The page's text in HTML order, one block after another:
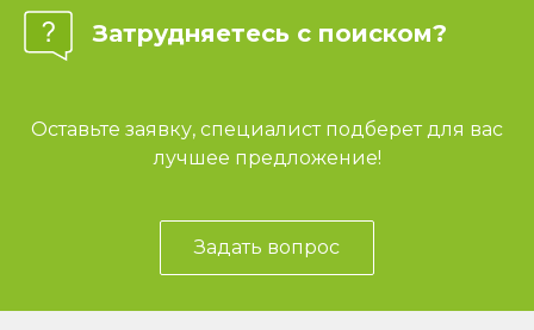
Затрудняетесь с поиском?
Оставьте заявку, специалист подберет для вас
лучшее предложение!
Задать вопрос